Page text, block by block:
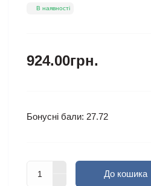
В наявності
924.00грн.
Бонусні бали: 27.72
До кошика